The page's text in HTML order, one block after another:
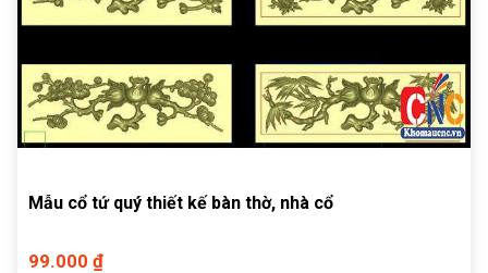
Mẫu cổ tứ quý thiết kế bàn thờ, nhà cổ
99.000 ₫